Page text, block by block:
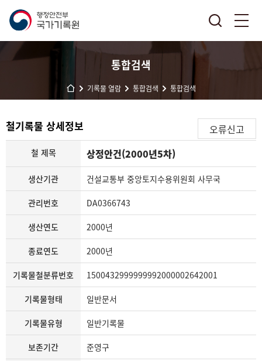
통합검색
기록물 열람 통합검색 통합검색
철기록물 상세정보 오류신고
철 제목 상정안건(2000년5차)
생산기관 건설교통부 중앙토지수용위원회 사무국
관리번호 DA0366743
생산연도 2000년
종료연도 2000년
기록물철분류번호 1500432999999992000002642001
기록물형태 일반문서
기록물유형 일반기록물
보존기간 준영구